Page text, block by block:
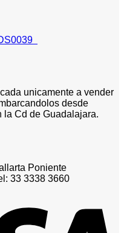
unicamente a vender
desde
la Cd de Guadalajara.
Poniente
33 3338 3660